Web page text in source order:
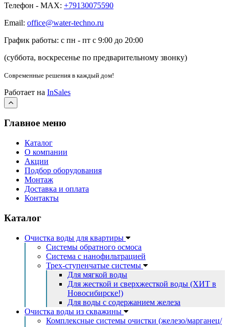
Телефон - MAX: +79130075590
Email: office@water-techno.ru
График работы: с пн - пт с 9:00 до 20:00
(суббота, воскресенье по предварительному звонку)
Современные решения в каждый дом!
Работает на InSales
Главное меню
Каталог
О компании
Акции
Подбор оборудования
Монтаж
Доставка и оплата
Контакты
Каталог
Очистка воды для квартиры
Системы обратного осмоса
Система с нанофильтрацией
Трех-ступенчатые системы
Для мягкой воды
Для жесткой и сверхжесткой воды (ХИТ в
Новосибирске!)
Для воды с содержанием железа
Очистка воды из скважины
Комплексные системы очистки (железо/марганец/